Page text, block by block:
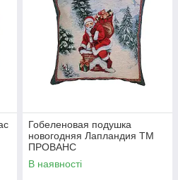
Гобеленовая подушка
новогодняя Лапландия ТМ
ПРОВАНС
В наявності